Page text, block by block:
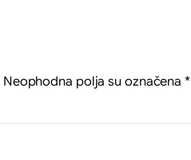
Neophodna polja su označena*